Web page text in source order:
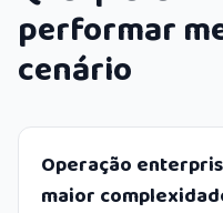
performar
cenário
Operação
maior